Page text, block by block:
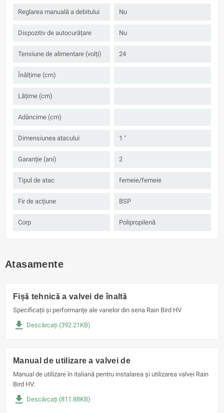
Reglarea manuală a debitului Nu
Dispozitiv de autocurățare Nu
Tensiune de alimentare (volți) 24
Înălțime (cm)
Lățime (cm)
Adâncime (cm)
Dimensiunea atacului 1 "
Garanție (ani) 2
Tipul de atac femeie/femeie
Fir de acțiune BSP
Corp Polipropilenă
Atasamente
Fișă tehnică a valvei de înaltă
Specificații și performanțe ale vanelor din seria Rain Bird HV
file_download Descărcați (392.21KB)
Manual de utilizare a valvei de
Manual de utilizare în italiană pentru instalarea și utilizarea valvei Rain
Bird HV.
file_download Descărcați (811.88KB)